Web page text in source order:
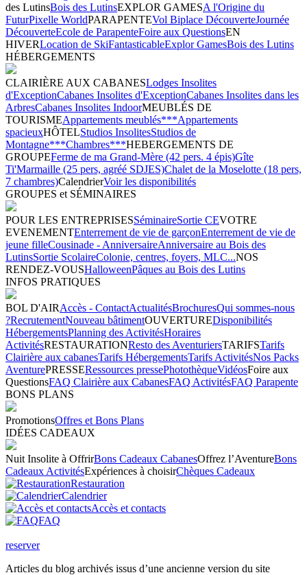
des LutinsBois des LutinsEXPLOR GAMESA l'Origine du
FuturPixelle WorldPARAPENTEVol Biplace DécouverteJournée
DécouverteEcole de ParapenteFoire aux QuestionsEN
HIVERLocation de SkiFantasticableExplor GamesBois des Lutins
HÉBERGEMENTS
CLAIRIÈRE AUX CABANESLodges Insolites
d'ExceptionCabanes Insolites d'ExceptionCabanes Insolites dans les
ArbresCabanes Insolites IndoorMEUBLÉS DE
TOURISMEAppartements meublés***Appartements
spacieuxHÔTELStudios InsolitesStudios de
Montagne***Chambres***HEBERGEMENTS DE
GROUPEFerme de ma Grand-Mère (42 pers. 4 épis)Gîte
Ti'Marmaille (25 pers, agréé SDJES)Chalet de la Moselotte (18 pers,
7 chambres)CalendrierVoir les disponibilités
GROUPES et SÉMINAIRES
POUR LES ENTREPRISESSéminaireSortie CEVOTRE
EVENEMENTEnterrement de vie de garçonEnterrement de vie de
jeune filleCousinade - AnniversaireAnniversaire au Bois des
LutinsSortie ScolaireColonie, centres, foyers, MLC...NOS
RENDEZ-VOUSHalloweenPâques au Bois des Lutins
INFOS PRATIQUES
BOL D'AIRAccès - ContactActualitésBrochuresQui sommes-nous
?RecrutementNouveau bâtimentOUVERTUREDisponibilités
HébergementsPlanning des ActivitésHoraires
ActivitésRESTAURATIONResto des AventuriersTARIFSTarifs
Clairière aux cabanesTarifs HébergementsTarifs ActivitésNos Packs
AventurePRESSERessources pressePhotothèqueVidéosFoire aux
QuestionsFAQ Clairière aux CabanesFAQ ActivitésFAQ Parapente
BONS PLANS
PromotionsOffres et Bons Plans
IDÉES CADEAUX
Nuit Insolite à OffrirBons Cadeaux CabanesOffrez l’AventureBons
Cadeaux ActivitésExpériences à choisirChèques Cadeaux
Restauration
Calendrier
Accès et contacts
FAQ
reserver
Articles du blog archivés issus d’une ancienne version du site